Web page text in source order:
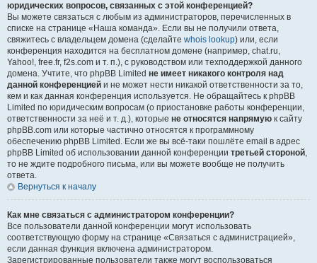
юридических вопросов, связанных с этой конференцией?
Вы можете связаться с любым из администраторов, перечисленных в
списке на странице «Наша команда». Если вы не получили ответа,
свяжитесь с владельцем домена (сделайте whois lookup) или, если
конференция находится на бесплатном домене (например, chat.ru,
Yahoo!, free.fr, f2s.com и т. п.), с руководством или техподдержкой данного
домена. Учтите, что phpBB Limited не имеет никакого контроля над
данной конференцией и не может нести никакой ответственности за то,
кем и как данная конференция используется. Не обращайтесь к phpBB
Limited по юридическим вопросам (о приостановке работы конференции,
ответственности за неё и т. д.), которые не относятся напрямую к сайту
phpBB.com или которые частично относятся к программному
обеспечению phpBB Limited. Если же вы всё-таки пошлёте email в адрес
phpBB Limited об использовании данной конференции третьей стороной,
то не ждите подробного письма, или вы можете вообще не получить
ответа.
Вернуться к началу
Как мне связаться с администратором конференции?
Все пользователи данной конференции могут использовать
соответствующую форму на странице «Связаться с администрацией»,
если данная функция включена администратором.
Зарегистрированные пользователи также могут воспользоваться